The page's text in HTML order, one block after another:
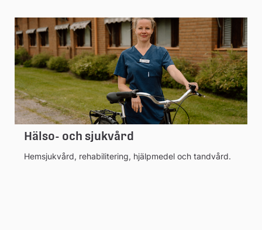
Hälso- och sjukvård
Hemsjukvård, rehabilitering, hjälpmedel och tandvård.